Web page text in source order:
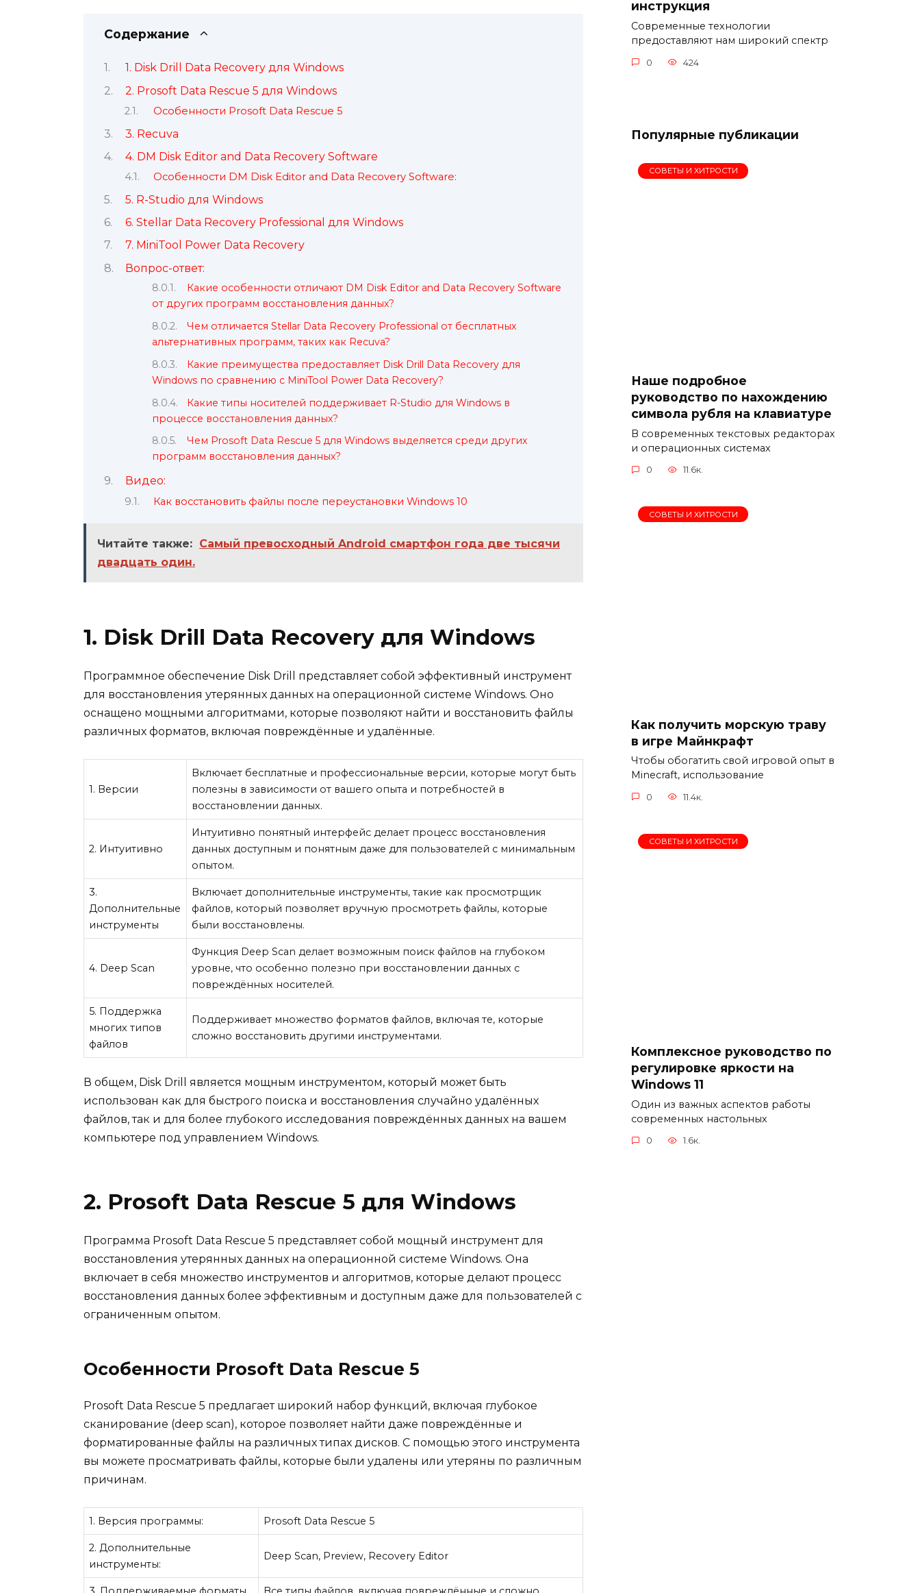
Содержание
1. Disk Drill Data Recovery для Windows
2. Prosoft Data Rescue 5 для Windows
Особенности Prosoft Data Rescue 5
3. Recuva
4. DM Disk Editor and Data Recovery Software
Особенности DM Disk Editor and Data Recovery Software:
5. R-Studio для Windows
6. Stellar Data Recovery Professional для Windows
7. MiniTool Power Data Recovery
Вопрос-ответ:
Какие особенности отличают DM Disk Editor and Data Recovery Software
от других программ восстановления данных?
Чем отличается Stellar Data Recovery Professional от бесплатных
альтернативных программ, таких как Recuva?
Какие преимущества предоставляет Disk Drill Data Recovery для
Windows по сравнению с MiniTool Power Data Recovery?
Какие типы носителей поддерживает R-Studio для Windows в
процессе восстановления данных?
Чем Prosoft Data Rescue 5 для Windows выделяется среди других
программ восстановления данных?
Видео:
Как восстановить файлы после переустановки Windows 10
Читайте также: Самый превосходный Android смартфон года две тысячи
двадцать один.
1. Disk Drill Data Recovery для Windows
Программное обеспечение Disk Drill представляет собой эффективный инструмент
для восстановления утерянных данных на операционной системе Windows. Оно
оснащено мощными алгоритмами, которые позволяют найти и восстановить файлы
различных форматов, включая повреждённые и удалённые.
1. Версии
Включает бесплатные и профессиональные версии, которые могут быть
полезны в зависимости от вашего опыта и потребностей в
восстановлении данных.
2. Интуитивно
Интуитивно понятный интерфейс делает процесс восстановления
данных доступным и понятным даже для пользователей с минимальным
опытом.
3.
Дополнительные
инструменты
Включает дополнительные инструменты, такие как просмотрщик
файлов, который позволяет вручную просмотреть файлы, которые
были восстановлены.
4. Deep Scan
Функция Deep Scan делает возможным поиск файлов на глубоком
уровне, что особенно полезно при восстановлении данных с
повреждённых носителей.
5. Поддержка
многих типов
файлов
Поддерживает множество форматов файлов, включая те, которые
сложно восстановить другими инструментами.
В общем, Disk Drill является мощным инструментом, который может быть
использован как для быстрого поиска и восстановления случайно удалённых
файлов, так и для более глубокого исследования повреждённых данных на вашем
компьютере под управлением Windows.
2. Prosoft Data Rescue 5 для Windows
Программа Prosoft Data Rescue 5 представляет собой мощный инструмент для
восстановления утерянных данных на операционной системе Windows. Она
включает в себя множество инструментов и алгоритмов, которые делают процесс
восстановления данных более эффективным и доступным даже для пользователей с
ограниченным опытом.
Особенности Prosoft Data Rescue 5
Prosoft Data Rescue 5 предлагает широкий набор функций, включая глубокое
сканирование (deep scan), которое позволяет найти даже повреждённые и
форматированные файлы на различных типах дисков. С помощью этого инструмента
вы можете просматривать файлы, которые были удалены или утеряны по различным
причинам.
1. Версия программы: Prosoft Data Rescue 5
2. Дополнительные
инструменты:
Deep Scan, Preview, Recovery Editor
инструкция
Современные технологии
предоставляют нам широкий спектр
0 424
Популярные публикации
СОВЕТЫ И ХИТРОСТИ
Наше подробное
руководство по нахождению
символа рубля на клавиатуре
В современных текстовых редакторах
и операционных системах
0 11.6к.
СОВЕТЫ И ХИТРОСТИ
Как получить морскую траву
в игре Майнкрафт
Чтобы обогатить свой игровой опыт в
Minecraft, использование
0 11.4к.
СОВЕТЫ И ХИТРОСТИ
Комплексное руководство по
регулировке яркости на
Windows 11
Один из важных аспектов работы
современных настольных
0 1.6к.